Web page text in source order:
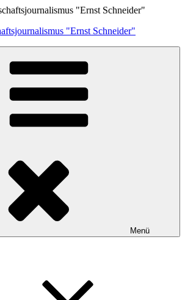
"Ernst Schneider"
Menü